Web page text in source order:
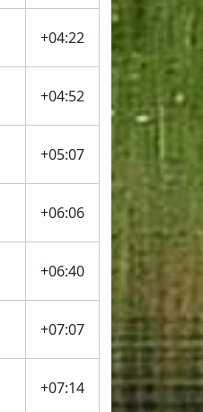
+04:22
+04:52
+05:07
+06:06
+06:40
+07:07
+07:14